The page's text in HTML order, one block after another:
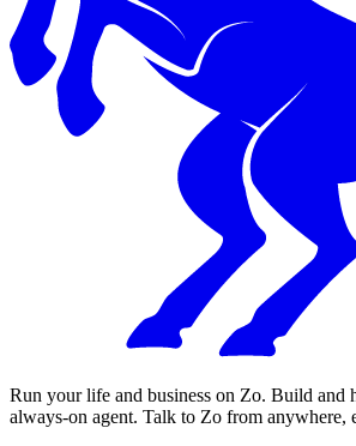
Run your life and business on Zo. Build and
always-on agent. Talk to Zo from anywhere,